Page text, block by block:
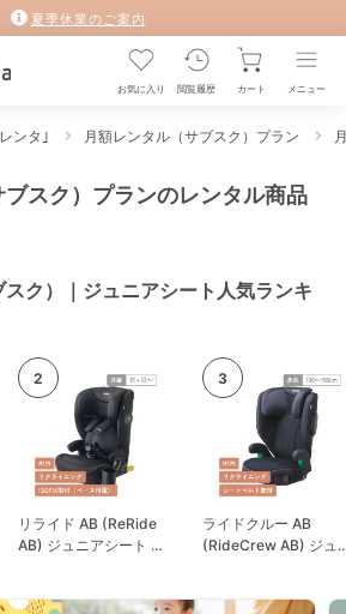
夏季休業のご案内
お気に入り 閲覧履歴 カート メニュー
ンタ｣ 月額レンタル（サブスク）プラン
ブスク）プランのレンタル商品
ク）｜ジュニアシート人気ランキ
リライド AB (ReRide
AB) ジュニアシート ア
ライドクルー AB
(RideCrew AB) ジュ